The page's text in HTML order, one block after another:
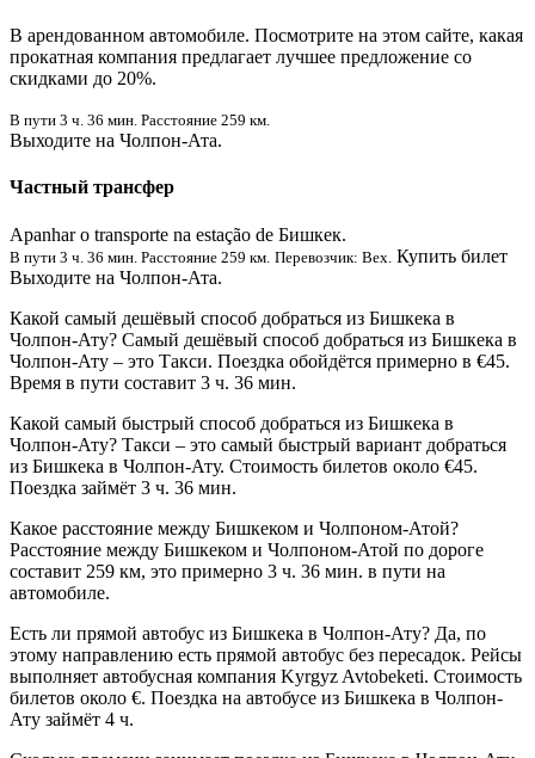
В арендованном автомобиле. Посмотрите на этом сайте, какая
прокатная компания предлагает лучшее предложение со
скидками до 20%.
В пути 3 ч. 36 мин. Расстояние 259 км.
Выходите на Чолпон-Ата.
Частный трансфер
Apanhar o transporte na estação de Бишкек.
В пути 3 ч. 36 мин. Расстояние 259 км. Перевозчик: Bex. Купить билет
Выходите на Чолпон-Ата.
Какой самый дешёвый способ добраться из Бишкека в
Чолпон-Ату? Самый дешёвый способ добраться из Бишкека в
Чолпон-Ату – это Такси. Поездка обойдётся примерно в €45.
Время в пути составит 3 ч. 36 мин.
Какой самый быстрый способ добраться из Бишкека в
Чолпон-Ату? Такси – это самый быстрый вариант добраться
из Бишкека в Чолпон-Ату. Стоимость билетов около €45.
Поездка займёт 3 ч. 36 мин.
Какое расстояние между Бишкеком и Чолпоном-Атой?
Расстояние между Бишкеком и Чолпоном-Атой по дороге
составит 259 км, это примерно 3 ч. 36 мин. в пути на
автомобиле.
Есть ли прямой автобус из Бишкека в Чолпон-Ату? Да, по
этому направлению есть прямой автобус без пересадок. Рейсы
выполняет автобусная компания Kyrgyz Avtobeketi. Стоимость
билетов около €. Поездка на автобусе из Бишкека в Чолпон-
Ату займёт 4 ч.